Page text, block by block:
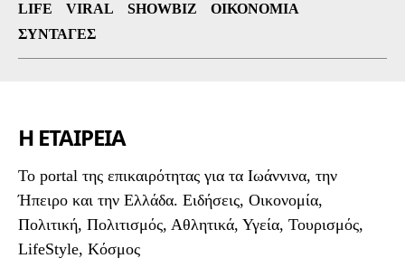
LIFE
VIRAL SHOWBIZ
ΟΙΚΟΝΟΜΊΑ
ΣΥΝΤΑΓΈΣ
Η ΕΤΑΙΡΕΙΑ
To portal της επικαιρότητας για τα Ιωάννινα, την
Ήπειρο και την Ελλάδα. Ειδήσεις, Οικονομία,
Πολιτική, Πολιτισμός, Αθλητικά, Υγεία, Τουρισμός,
LifeStyle, Κόσμος